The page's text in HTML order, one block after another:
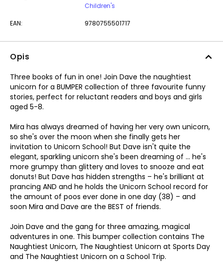
Children's
EAN: 9780755501717
Opis
Three books of fun in one! Join Dave the naughtiest
unicorn for a BUMPER collection of three favourite funny
stories, perfect for reluctant readers and boys and girls
aged 5-8.
Mira has always dreamed of having her very own unicorn,
so she's over the moon when she finally gets her
invitation to Unicorn School! But Dave isn't quite the
elegant, sparkling unicorn she's been dreaming of … he's
more grumpy than glittery and loves to snooze and eat
donuts! But Dave has hidden strengths – he's brilliant at
prancing AND and he holds the Unicorn School record for
the amount of poos ever done in one day (38) – and
soon Mira and Dave are the BEST of friends.
Join Dave and the gang for three amazing, magical
adventures in one. This bumper collection contains The
Naughtiest Unicorn, The Naughtiest Unicorn at Sports Day
and The Naughtiest Unicorn on a School Trip.